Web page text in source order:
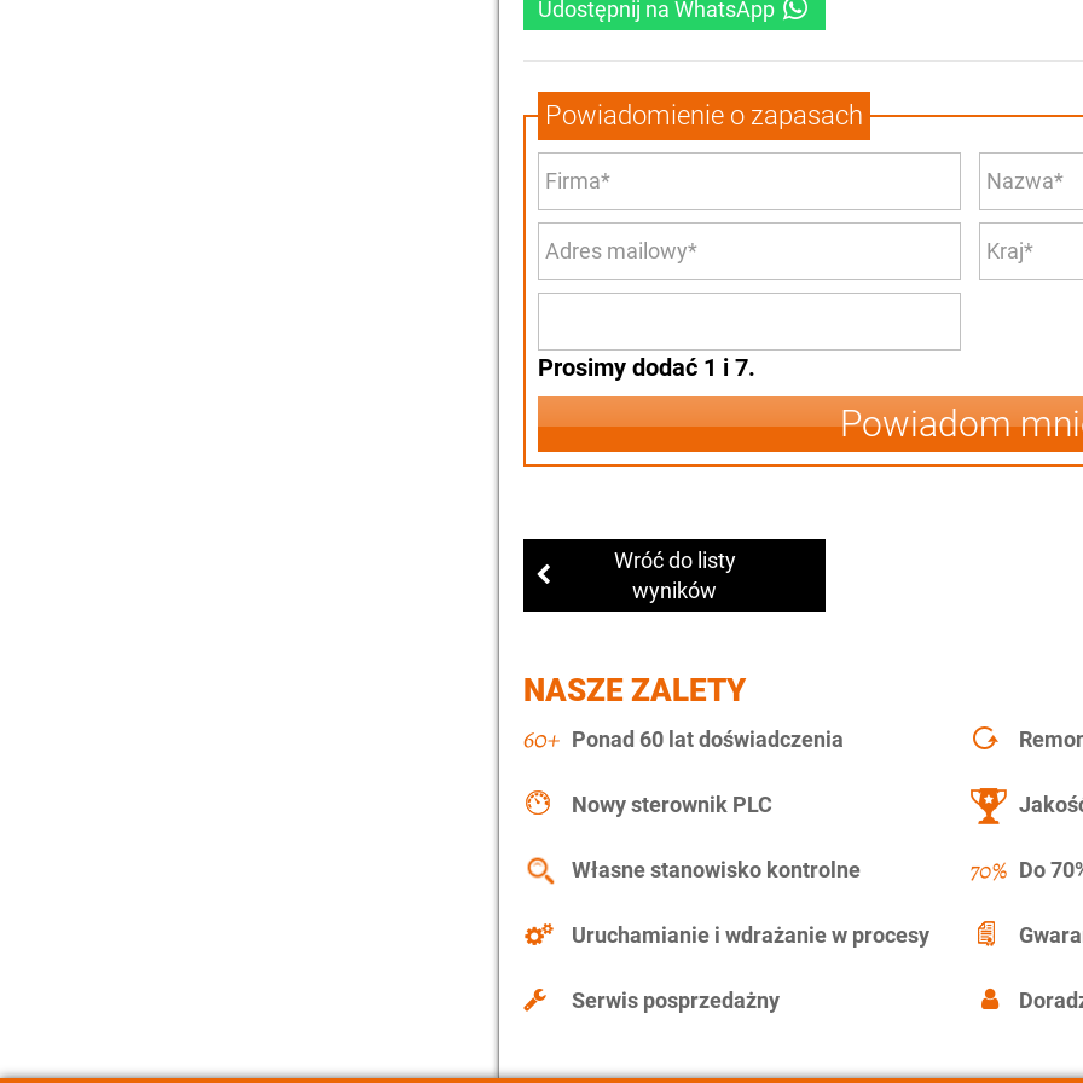
Udostępnij na WhatsApp
Powiadomienie o zapasach
Prosimy dodać 1 i 7.
Powiadom
Wróć do listy
wyników
NASZE ZALETY
Ponad 60 lat doświadczenia
Nowy sterownik PLC
Własne stanowisko kontrolne Do
Uruchamianie i wdrażanie w procesy
Serwis posprzedażny